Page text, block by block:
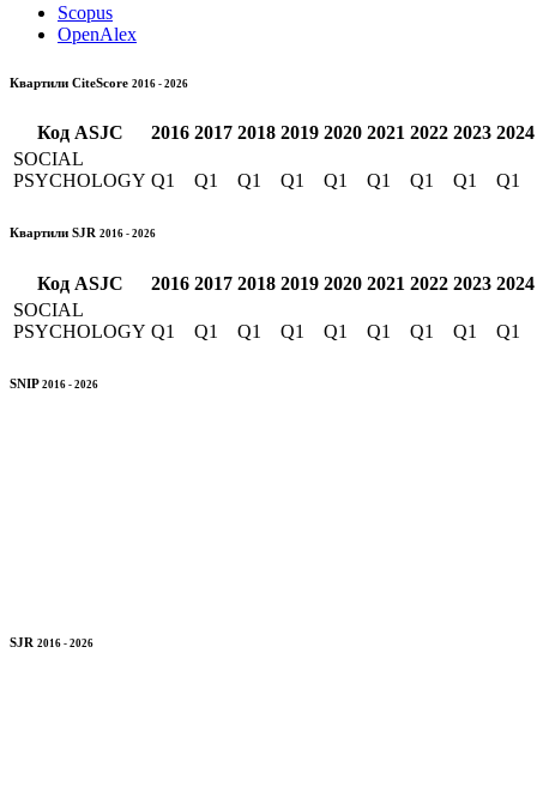
Scopus
OpenAlex
Квартили CiteScore 2016 - 2026
Код ASJC 2016 2017 2018 2019 2020 2021 2022 2023 2024
SOCIAL
PSYCHOLOGY Q1 Q1 Q1 Q1 Q1 Q1 Q1 Q1 Q1
Квартили SJR 2016 - 2026
Код ASJC 2016 2017 2018 2019 2020 2021 2022 2023 2024
SOCIAL
PSYCHOLOGY Q1 Q1 Q1 Q1 Q1 Q1 Q1 Q1 Q1
SNIP 2016 - 2026
SJR 2016 - 2026